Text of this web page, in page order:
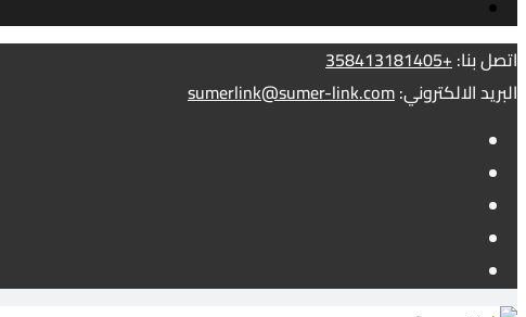
اتصل بنا:+358413181405
البريد الالكتروني:sumerlink@sumer-link.com